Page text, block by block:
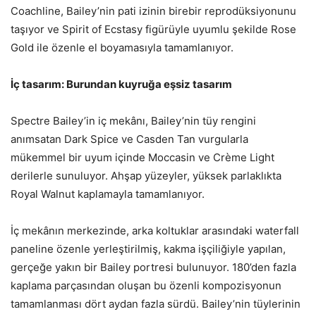
Coachline, Bailey’nin pati izinin birebir reprodüksiyonunu
taşıyor ve Spirit of Ecstasy figürüyle uyumlu şekilde Rose
Gold ile özenle el boyamasıyla tamamlanıyor.
İç tasarım: Burundan kuyruğa eşsiz tasarım
Spectre Bailey’in iç mekânı, Bailey’nin tüy rengini
anımsatan Dark Spice ve Casden Tan vurgularla
mükemmel bir uyum içinde Moccasin ve Crème Light
derilerle sunuluyor. Ahşap yüzeyler, yüksek parlaklıkta
Royal Walnut kaplamayla tamamlanıyor.
İç mekânın merkezinde, arka koltuklar arasındaki waterfall
paneline özenle yerleştirilmiş, kakma işçiliğiyle yapılan,
gerçeğe yakın bir Bailey portresi bulunuyor. 180’den fazla
kaplama parçasından oluşan bu özenli kompozisyonun
tamamlanması dört aydan fazla sürdü. Bailey’nin tüylerinin